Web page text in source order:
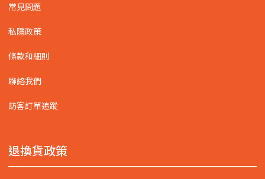
常見問題
私隱政策
條款和細則
聯絡我們
訪客訂單追蹤
退換貨政策